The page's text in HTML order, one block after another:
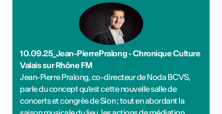
10.09.25_Jean-PierrePralong - Chronique Culture
Valais sur Rhône FM
Jean-Pierre Pralong, co-directeur de Noda BCVS,
parle du concept qu'est cette nouvelle salle de
concerts et congrès de Sion ; tout en abordant la